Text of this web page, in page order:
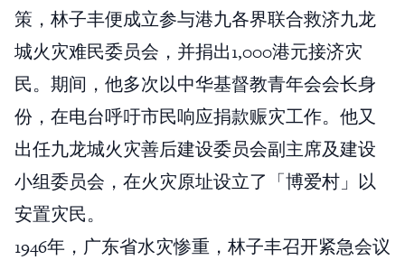
策，林子丰便成立参与港九各界联合救济九龙
城火灾难民委员会，并捐出1,000港元接济灾
民。期间，他多次以中华基督教青年会会长身
份，在电台呼吁市民响应捐款赈灾工作。他又
出任九龙城火灾善后建设委员会副主席及建设
小组委员会，在火灾原址设立了「博爱村」以
安置灾民。
1946年，广东省水灾惨重，林子丰召开紧急会议